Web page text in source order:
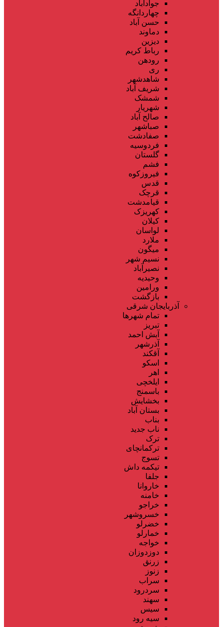
جوادآباد
چهاردانگه
حسن آباد
دماوند
دیزین
رباط کریم
رودهن
ری
شاهدشهر
شریف آباد
شمشک
شهریار
صالح آباد
صباشهر
صفادشت
فردوسیه
گلستان
فشم
فیروزکوه
قدس
قرچک
قیامدشت
کهریزک
کیلان
لواسان
ملارد
میگون
نسیم شهر
نصیرآباد
وحیدیه
ورامین
بازگشت
آذربایجان شرقی
تمام شهر‌ها
تبریز
آبش احمد
آذرشهر
آقکند
اسکو
اهر
ایلخچی
باسمنج
بخشایش
بستان آباد
بناب
ناب جدید
ترک
ترکمانچای
تسوج
تیکمه داش
جلفا
خاروانا
خامنه
خراجو
خسروشهر
خضرلو
خمارلو
خواجه
دوزدوزان
زرنق
زنوز
سراب
سردرود
سهند
سیس
سیه رود